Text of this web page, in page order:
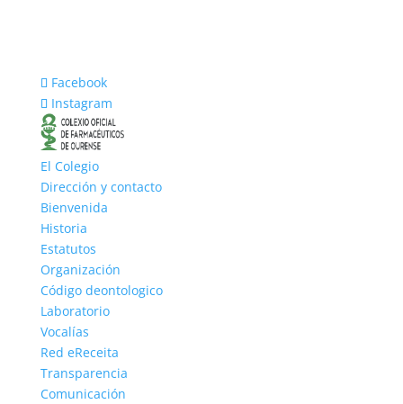
Facebook
Instagram
El Colegio
Dirección y contacto
Bienvenida
Historia
Estatutos
Organización
Código deontologico
Laboratorio
Vocalías
Red eReceita
Transparencia
Comunicación